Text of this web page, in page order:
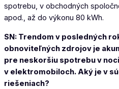
spotrebu, v obchodných
apod., až do výkonu 80 kWh.
SN: Trendom v posledných
obnoviteľných zdrojov je
pre neskoršiu spotrebu v
v elektromobiloch. Aký je v
riešeniach?